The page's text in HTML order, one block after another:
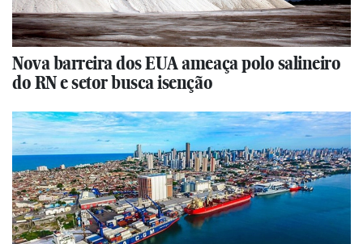
Nova barreira dos EUA ameaça polo salineiro
do RN e setor busca isenção